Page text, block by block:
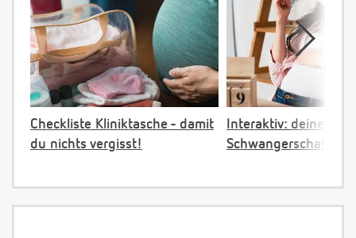
Checkliste Kliniktasche - damit
du nichts vergisst!
Interaktiv: deine